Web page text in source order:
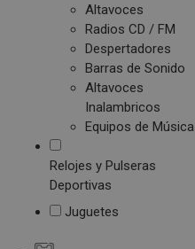
Altavoces
Radios CD / FM
Despertadores
Barras de Sonido
Altavoces
Inalambricos
Equipos de Música
Relojes y Pulseras
Deportivas
Juguetes